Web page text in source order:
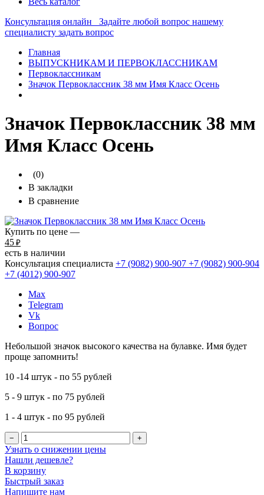
Консультация онлайн
Задайте любой вопрос нашему
специалисту задать вопрос
Главная
ВЫПУСКНИКАМ И ПЕРВОКЛАССНИКАМ
Первоклассникам
Значок Первоклассник 38 мм Имя Класс Осень
Значок Первоклассник 38 мм
Имя Класс Осень
(0)
В закладки
В сравнение
Купить по цене —
45 ₽
есть в наличии
Консультация специалиста +7 (9082) 900-907 +7 (9082) 900-904
+7 (4012) 900-907
Max
Telegram
Vk
Вопрос
Небольшой значок высокого качества на булавке. Имя будет
проще запомнить!
10 -14 штук - по 55 рублей
5 - 9 штук - по 75 рублей
1 - 4 штук - по 95 рублей
− +
Узнать о снижении цены
Нашли дешевле?
В корзину
Быстрый заказ
Напишите нам